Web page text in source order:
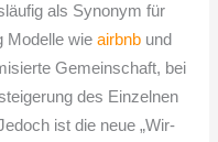
als Synonym für
Modelle wieairbnb und
Gemeinschaft, bei
des Einzelnen
ist die neue „Wir-